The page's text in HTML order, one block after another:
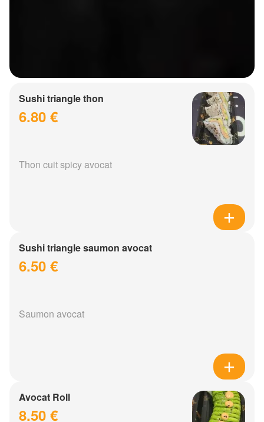
Sushi triangle thon
6.80 €
Thon cuit spicy avocat
Sushi triangle saumon avocat
6.50 €
Saumon avocat
Avocat Roll
8.50 €